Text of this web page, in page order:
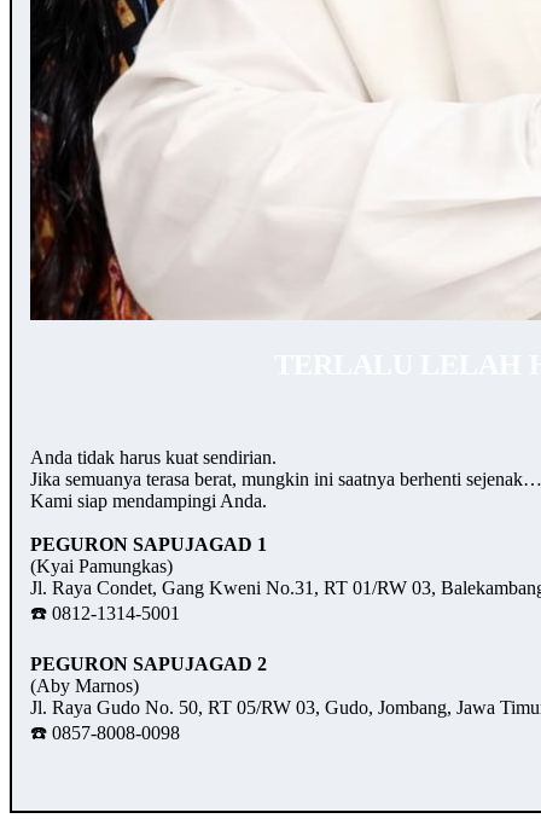
Anda tidak harus kuat sendirian.
Jika semuanya terasa berat, mungkin ini saatnya berhenti
Kami siap mendampingi Anda.
PEGURON SAPUJAGAD 1
(Kyai Pamungkas)
Jl. Raya Condet, Gang Kweni No.31, RT 01/RW 03,
☎️ 0812-1314-5001
PEGURON SAPUJAGAD 2
(Aby Marnos)
Jl. Raya Gudo No. 50, RT 05/RW 03, Gudo, Jombang, Jawa
☎️ 0857-8008-0098